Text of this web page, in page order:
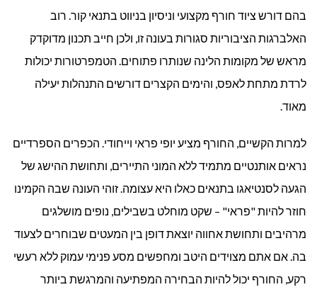
בהם דורש ציוד חורף מקצועי וניסיון בניווט בתנאי קור. רוב
האלברגות הציבוריות סגורות בעונה זו, ולכן חייב תכנון מדוקדק
מראש של מקומות הלינה שנותרו פתוחים. הטמפרטורות יכולות
לרדת מתחת לאפס, והימים הקצרים דורשים התנהלות יעילה
מאוד.
למרות הקשיים, החורף מציע יופי פראי וייחודי. הכפרים הספרדיים
נראים אותנטיים מתמיד ללא המוני התיירים, ותחושת ההישג של
הגעה לסנטיאגו בתנאים כאלו היא עצומה. זוהי העונה שבה הקמינו
חוזר להיות "פראי" – שקט מוחלט בשבילים, נופים מושלגים
מרהיבים ותחושת אחווה יוצאת דופן בין המעטים שבוחרים לצעוד
בה. אם אתם מצוידים היטב ומחפשים מסע פנימי עמוק ללא רעשי
רקע, החורף יכול להיות הבחירה המפתיעה והמרגשת ביותר